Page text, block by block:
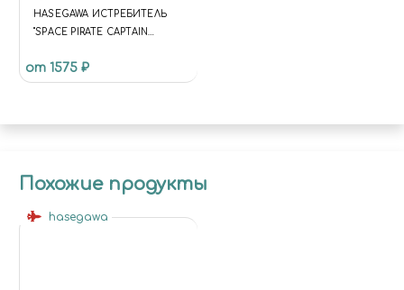
HASEGAWA ИСТРЕБИТЕЛЬ
"SPACE PIRATE CAPTAIN
190
от 1575 ₽
Похожие продукты
hasegawa